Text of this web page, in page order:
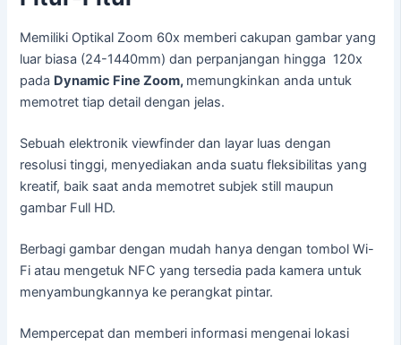
Memiliki Optikal Zoom 60x memberi cakupan gambar yang
luar biasa (24-1440mm) dan perpanjangan hingga 120x
pada Dynamic Fine Zoom, memungkinkan anda untuk
memotret tiap detail dengan jelas.
Sebuah elektronik viewfinder dan layar luas dengan
resolusi tinggi, menyediakan anda suatu fleksibilitas yang
kreatif, baik saat anda memotret subjek still maupun
gambar Full HD.
Berbagi gambar dengan mudah hanya dengan tombol Wi-
Fi atau mengetuk NFC yang tersedia pada kamera untuk
menyambungkannya ke perangkat pintar.
Mempercepat dan memberi informasi mengenai lokasi